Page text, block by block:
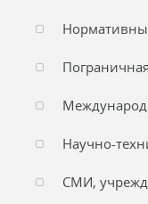
Научно-
СМИ,